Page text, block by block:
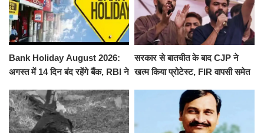
Bank Holiday August 2026:
अगस्त में 14 दिन बंद रहेंगे बैंक, RBI ने
सरकार से बातचीत के बाद CJP ने
खत्म किया प्रोटेस्ट, FIR वापसी समेत